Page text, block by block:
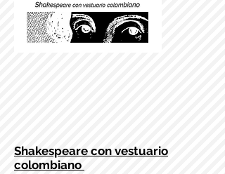
Shakespeare con vestuario
colombiano